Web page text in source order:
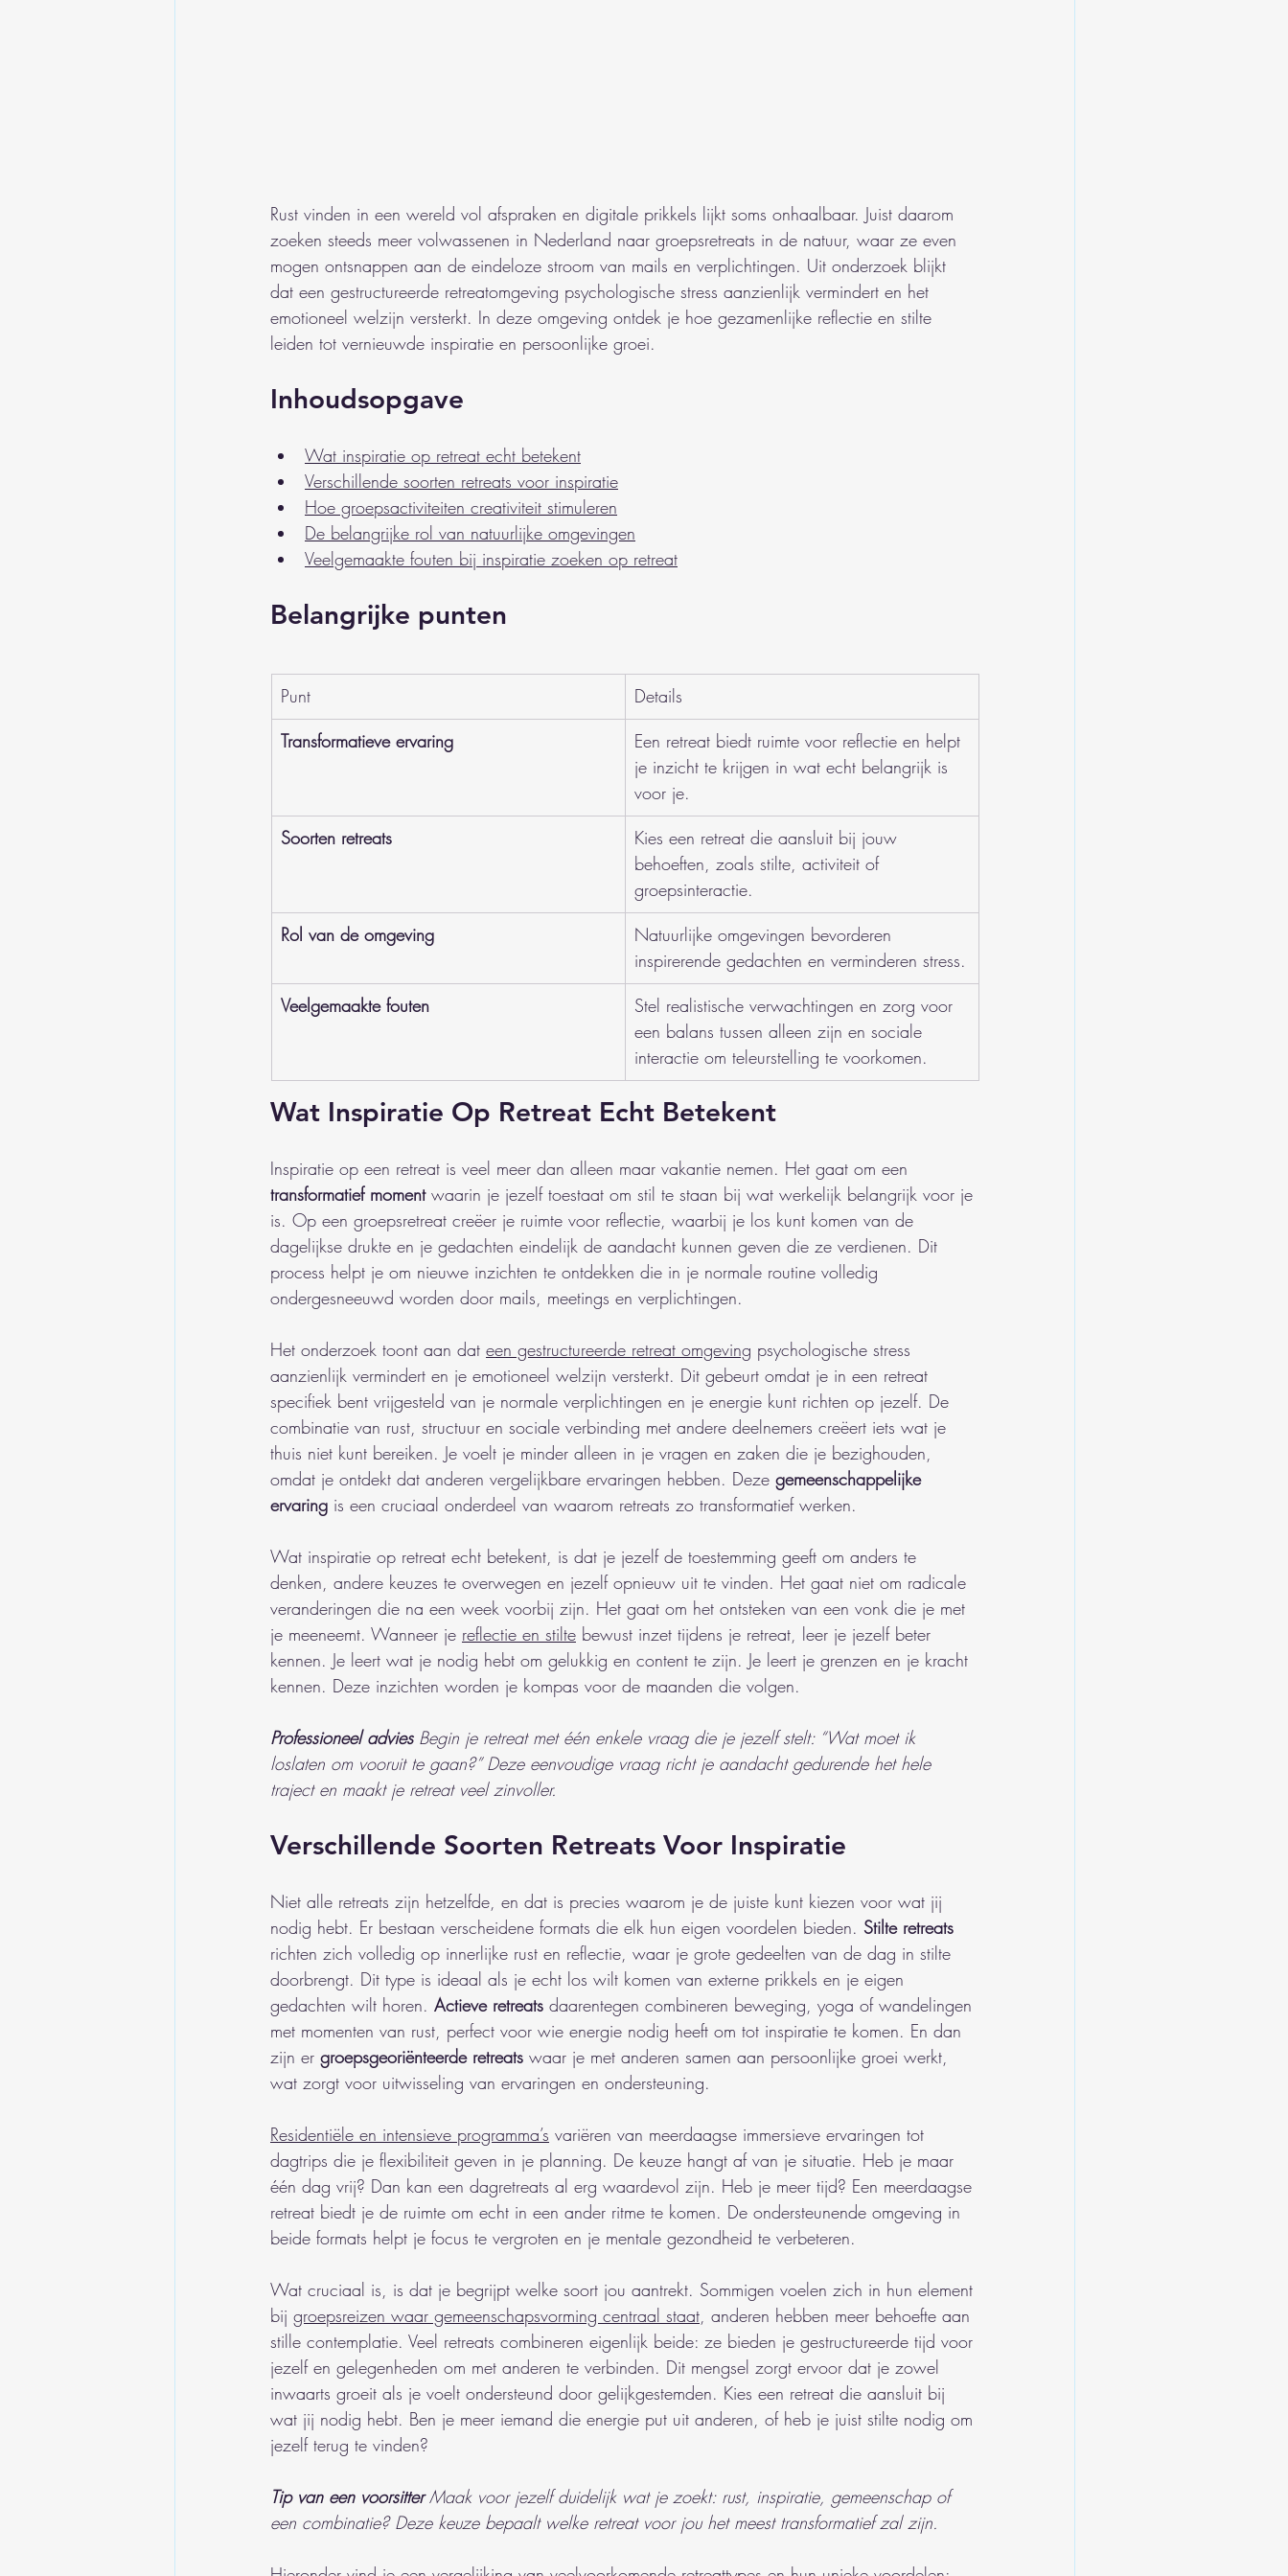
Rust vinden in een wereld vol afspraken en digitale prikkels lijkt soms onhaalbaar. Juist daarom
zoeken steeds meer volwassenen in Nederland naar groepsretreats in de natuur, waar ze even
mogen ontsnappen aan de eindeloze stroom van mails en verplichtingen. Uit onderzoek blijkt
dat een gestructureerde retreatomgeving psychologische stress aanzienlijk vermindert en het
emotioneel welzijn versterkt. In deze omgeving ontdek je hoe gezamenlijke reflectie en stilte
leiden tot vernieuwde inspiratie en persoonlijke groei.
Inhoudsopgave
Wat inspiratie op retreat echt betekent
Verschillende soorten retreats voor inspiratie
Hoe groepsactiviteiten creativiteit stimuleren
De belangrijke rol van natuurlijke omgevingen
Veelgemaakte fouten bij inspiratie zoeken op retreat
Belangrijke punten
Punt
Details
Transformatieve ervaring
Een retreat biedt ruimte voor reflectie en helpt
je inzicht te krijgen in wat echt belangrijk is
voor je.
Soorten retreats
Kies een retreat die aansluit bij jouw
behoeften, zoals stilte, activiteit of
groepsinteractie.
Rol van de omgeving
Natuurlijke omgevingen bevorderen
inspirerende gedachten en verminderen stress.
Veelgemaakte fouten
Stel realistische verwachtingen en zorg voor
een balans tussen alleen zijn en sociale
interactie om teleurstelling te voorkomen.
Wat Inspiratie Op Retreat Echt Betekent
Inspiratie op een retreat is veel meer dan alleen maar vakantie nemen. Het gaat om een
transformatief moment waarin je jezelf toestaat om stil te staan bij wat werkelijk belangrijk voor je
is. Op een groepsretreat creëer je ruimte voor reflectie, waarbij je los kunt komen van de
dagelijkse drukte en je gedachten eindelijk de aandacht kunnen geven die ze verdienen. Dit
process helpt je om nieuwe inzichten te ontdekken die in je normale routine volledig
ondergesneeuwd worden door mails, meetings en verplichtingen.
Het onderzoek toont aan dat een gestructureerde retreat omgeving psychologische stress
aanzienlijk vermindert en je emotioneel welzijn versterkt. Dit gebeurt omdat je in een retreat
specifiek bent vrijgesteld van je normale verplichtingen en je energie kunt richten op jezelf. De
combinatie van rust, structuur en sociale verbinding met andere deelnemers creëert iets wat je
thuis niet kunt bereiken. Je voelt je minder alleen in je vragen en zaken die je bezighouden,
omdat je ontdekt dat anderen vergelijkbare ervaringen hebben. Deze gemeenschappelijke
ervaring is een cruciaal onderdeel van waarom retreats zo transformatief werken.
Wat inspiratie op retreat echt betekent, is dat je jezelf de toestemming geeft om anders te
denken, andere keuzes te overwegen en jezelf opnieuw uit te vinden. Het gaat niet om radicale
veranderingen die na een week voorbij zijn. Het gaat om het ontsteken van een vonk die je met
je meeneemt. Wanneer je reflectie en stilte bewust inzet tijdens je retreat, leer je jezelf beter
kennen. Je leert wat je nodig hebt om gelukkig en content te zijn. Je leert je grenzen en je kracht
kennen. Deze inzichten worden je kompas voor de maanden die volgen.
Professioneel advies Begin je retreat met één enkele vraag die je jezelf stelt: “Wat moet ik
loslaten om vooruit te gaan?” Deze eenvoudige vraag richt je aandacht gedurende het hele
traject en maakt je retreat veel zinvoller.
Verschillende Soorten Retreats Voor Inspiratie
Niet alle retreats zijn hetzelfde, en dat is precies waarom je de juiste kunt kiezen voor wat jij
nodig hebt. Er bestaan verscheidene formats die elk hun eigen voordelen bieden. Stilte retreats
richten zich volledig op innerlijke rust en reflectie, waar je grote gedeelten van de dag in stilte
doorbrengt. Dit type is ideaal als je echt los wilt komen van externe prikkels en je eigen
gedachten wilt horen. Actieve retreats daarentegen combineren beweging, yoga of wandelingen
met momenten van rust, perfect voor wie energie nodig heeft om tot inspiratie te komen. En dan
zijn er groepsgeoriënteerde retreats waar je met anderen samen aan persoonlijke groei werkt,
wat zorgt voor uitwisseling van ervaringen en ondersteuning.
Residentiële en intensieve programma’s variëren van meerdaagse immersieve ervaringen tot
dagtrips die je flexibiliteit geven in je planning. De keuze hangt af van je situatie. Heb je maar
één dag vrij? Dan kan een dagretreats al erg waardevol zijn. Heb je meer tijd? Een meerdaagse
retreat biedt je de ruimte om echt in een ander ritme te komen. De ondersteunende omgeving in
beide formats helpt je focus te vergroten en je mentale gezondheid te verbeteren.
Wat cruciaal is, is dat je begrijpt welke soort jou aantrekt. Sommigen voelen zich in hun element
bij groepsreizen waar gemeenschapsvorming centraal staat, anderen hebben meer behoefte aan
stille contemplatie. Veel retreats combineren eigenlijk beide: ze bieden je gestructureerde tijd voor
jezelf en gelegenheden om met anderen te verbinden. Dit mengsel zorgt ervoor dat je zowel
inwaarts groeit als je voelt ondersteund door gelijkgestemden. Kies een retreat die aansluit bij
wat jij nodig hebt. Ben je meer iemand die energie put uit anderen, of heb je juist stilte nodig om
jezelf terug te vinden?
Tip van een voorsitter Maak voor jezelf duidelijk wat je zoekt: rust, inspiratie, gemeenschap of
een combinatie? Deze keuze bepaalt welke retreat voor jou het meest transformatief zal zijn.